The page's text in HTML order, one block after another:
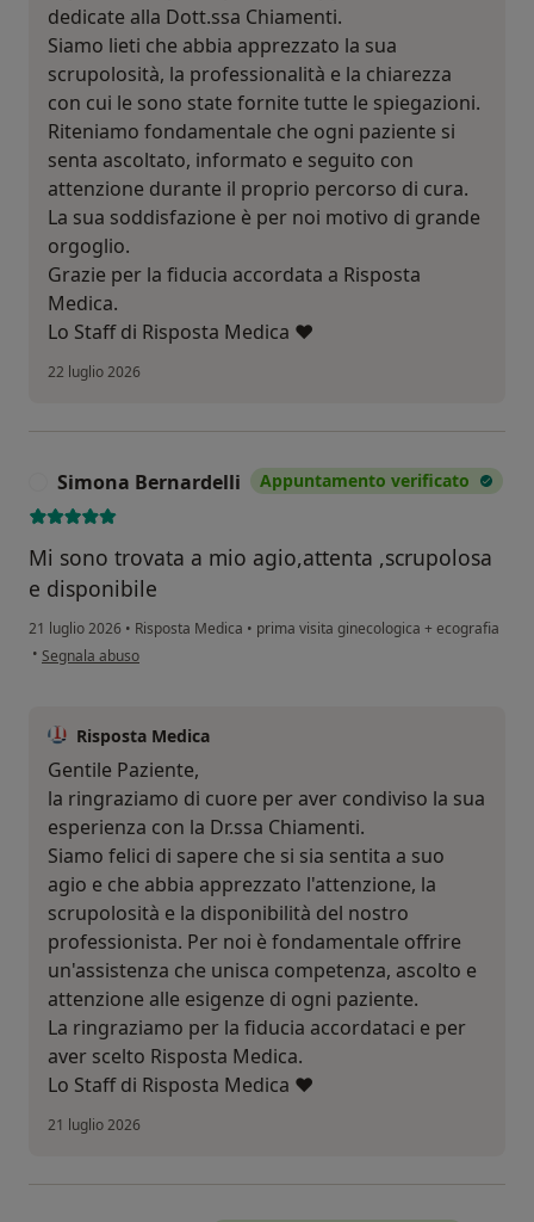
dedicate alla Dott.ssa Chiamenti.
Siamo lieti che abbia apprezzato la sua
scrupolosità, la professionalità e la chiarezza
con cui le sono state fornite tutte le spiegazioni.
Riteniamo fondamentale che ogni paziente si
senta ascoltato, informato e seguito con
attenzione durante il proprio percorso di cura.
La sua soddisfazione è per noi motivo di grande
orgoglio.
Grazie per la fiducia accordata a Risposta
Medica.
Lo Staff di Risposta Medica ❤️
22 luglio 2026
Simona Bernardelli Appuntamento verificato
Mi sono trovata a mio agio,attenta ,scrupolosa
e disponibile
21 luglio 2026 • Risposta Medica • prima visita ginecologica + ecografia
• secondo l'opinione dell'utente Simona Bernardelli
Segnala abuso
Risposta Medica
Gentile Paziente,
la ringraziamo di cuore per aver condiviso la sua
esperienza con la Dr.ssa Chiamenti.
Siamo felici di sapere che si sia sentita a suo
agio e che abbia apprezzato l'attenzione, la
scrupolosità e la disponibilità del nostro
professionista. Per noi è fondamentale offrire
un'assistenza che unisca competenza, ascolto e
attenzione alle esigenze di ogni paziente.
La ringraziamo per la fiducia accordataci e per
aver scelto Risposta Medica.
Lo Staff di Risposta Medica ❤️
21 luglio 2026